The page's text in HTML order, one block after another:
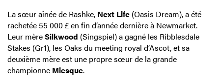
La sœur aînée de Rashke, Next Life (Oasis Dream), a été
rachetée 55 000 £ en fin d’année dernière à Newmarket.
Leur mèreSilkwood (Singspiel) a gagné les Ribblesdale
Stakes (Gr1), les Oaks du meeting royal d’Ascot, et sa
deuxième mère est une propre sœur de la grande
championne Miesque.